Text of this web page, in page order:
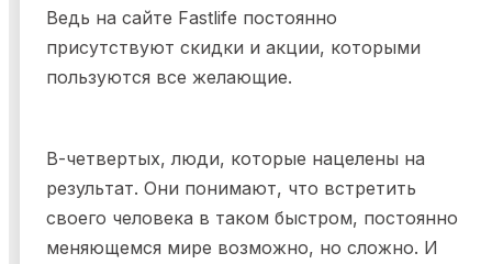
Ведь на сайте Fastlife постоянно
присутствуют скидки и акции, которыми
пользуются все желающие.
В-четвертых, люди, которые нацелены на
результат. Они понимают, что встретить
своего человека в таком быстром, постоянно
меняющемся мире возможно, но сложно. И